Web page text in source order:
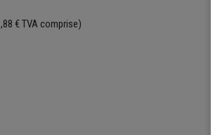
€ TVA comprise)